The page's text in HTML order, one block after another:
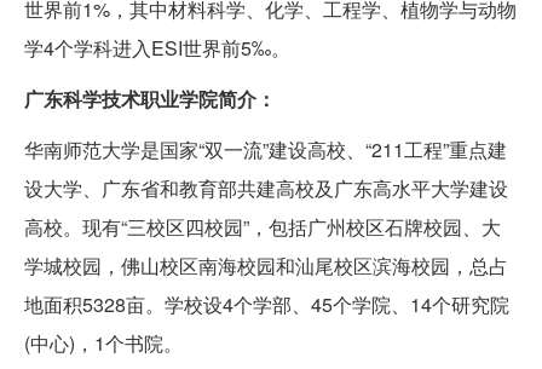
世界前1%，其中材料科学、化学、工程学、植物学与动物
学4个学科进入ESI世界前5‰。
广东科学技术职业学院简介：
华南师范大学是国家“双一流”建设高校、“211工程”重点建
设大学、广东省和教育部共建高校及广东高水平大学建设
高校。现有“三校区四校园”，包括广州校区石牌校园、大
学城校园，佛山校区南海校园和汕尾校区滨海校园，总占
地面积5328亩。学校设4个学部、45个学院、14个研究院
(中心)，1个书院。